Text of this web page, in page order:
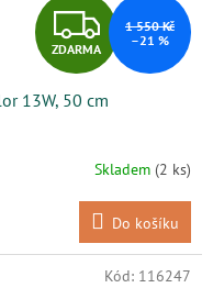
Z
D
A
R
M
A
ZDARMA
1 550 Kč
–21 %
13W, 50 cm
Skladem (2 ks)
Do košíku
Kód: 116247